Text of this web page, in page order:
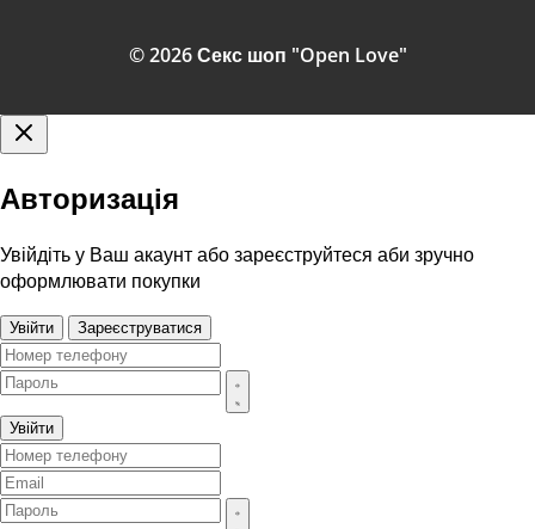
© 2026 Секс шоп "Open Love"
Авторизація
Увійдіть у Ваш акаунт або зареєструйтеся аби зручно
оформлювати покупки
Увійти Зареєструватися
Увійти